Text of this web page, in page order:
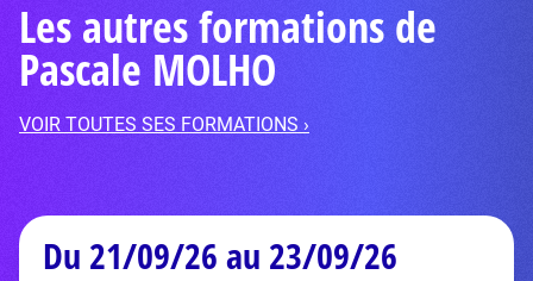
Les autres formations de
Pascale MOLHO
VOIR TOUTES SES FORMATIONS ›
Du 21/09/26 au 23/09/26